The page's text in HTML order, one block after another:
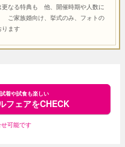
なる特典も 他、開催時期や人数に
家族婚向け、挙式のみ、フォトの
ります
着や試食も楽しい
フェアをCHECK
可能です